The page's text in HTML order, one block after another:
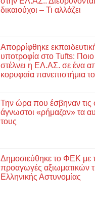
δικαιούχοι – Τι αλλάζει
Απορρίφθηκε
υποτροφία στο Tufts:
στέλνει η ΕΛ.ΑΣ. σε ένα
κορυφαία πανεπιστήμια
Την ώρα που έσβηναν τις
άγνωστοι «ρήμαζαν» τα
τους
Δημοσιεύθηκε το ΦΕΚ με
προαγωγές αξιωματικών
Ελληνικής Αστυνομίας